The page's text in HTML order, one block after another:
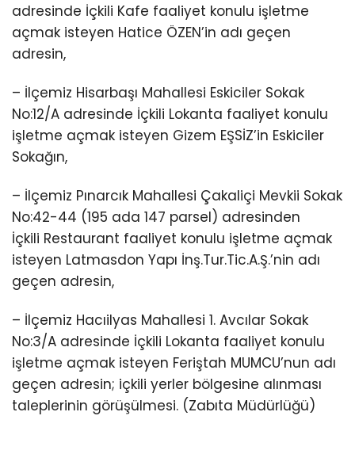
adresinde İçkili Kafe faaliyet konulu işletme
açmak isteyen Hatice ÖZEN’in adı geçen
adresin,
– İlçemiz Hisarbaşı Mahallesi Eskiciler Sokak
No:12/A adresinde İçkili Lokanta faaliyet konulu
işletme açmak isteyen Gizem EŞSİZ’in Eskiciler
Sokağın,
– İlçemiz Pınarcık Mahallesi Çakaliçi Mevkii Sokak
No:42-44 (195 ada 147 parsel) adresinden
İçkili Restaurant faaliyet konulu işletme açmak
isteyen Latmasdon Yapı İnş.Tur.Tic.A.Ş.’nin adı
geçen adresin,
– İlçemiz Hacıilyas Mahallesi 1. Avcılar Sokak
No:3/A adresinde İçkili Lokanta faaliyet konulu
işletme açmak isteyen Feriştah MUMCU’nun adı
geçen adresin; içkili yerler bölgesine alınması
taleplerinin görüşülmesi. (Zabıta Müdürlüğü)